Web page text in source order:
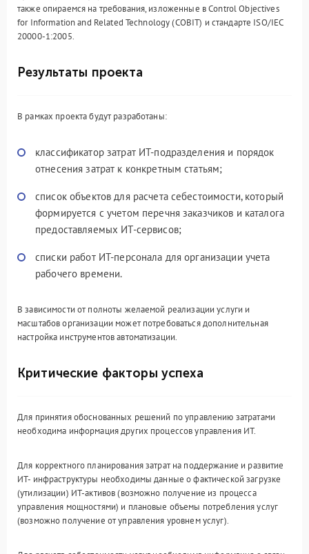
также опираемся на требования, изложенные в Control Objectives
for Information and Related Technology (COBIT) и стандарте ISO/IEC
20000-1:2005.
Результаты проекта
В рамках проекта будут разработаны:
классификатор затрат ИТ-подразделения и порядок
отнесения затрат к конкретным статьям;
список объектов для расчета себестоимости, который
формируется с учетом перечня заказчиков и каталога
предоставляемых ИТ-сервисов;
списки работ ИТ-персонала для организации учета
рабочего времени.
В зависимости от полноты желаемой реализации услуги и
масштабов организации может потребоваться дополнительная
настройка инструментов автоматизации.
Критические факторы успеха
Для принятия обоснованных решений по управлению затратами
необходима информация других процессов управления ИТ.
Для корректного планирования затрат на поддержание и развитие
ИТ- инфраструктуры необходимы данные о фактической загрузке
(утилизации) ИТ-активов (возможно получение из процесса
управления мощностями) и плановые объемы потребления услуг
(возможно получение от управления уровнем услуг).